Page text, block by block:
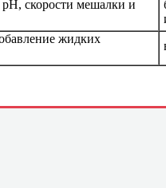
скорости мешалки и
жидких